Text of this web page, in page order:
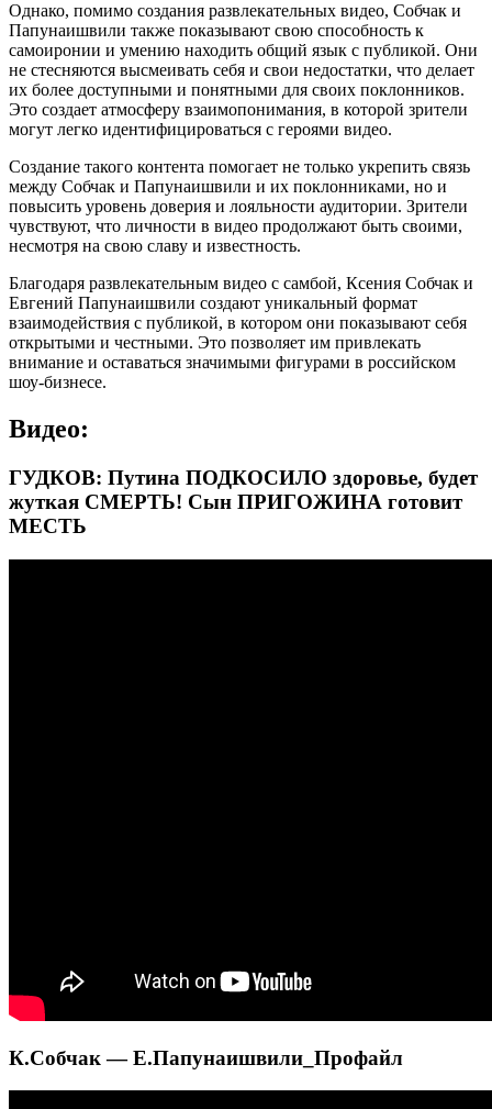
Однако, помимо создания развлекательных видео, Собчак и
Папунаишвили также показывают свою способность к
самоиронии и умению находить общий язык с публикой. Они
не стесняются высмеивать себя и свои недостатки, что делает
их более доступными и понятными для своих поклонников.
Это создает атмосферу взаимопонимания, в которой зрители
могут легко идентифицироваться с героями видео.
Создание такого контента помогает не только укрепить связь
между Собчак и Папунаишвили и их поклонниками, но и
повысить уровень доверия и лояльности аудитории. Зрители
чувствуют, что личности в видео продолжают быть своими,
несмотря на свою славу и известность.
Благодаря развлекательным видео с самбой, Ксения Собчак и
Евгений Папунаишвили создают уникальный формат
взаимодействия с публикой, в котором они показывают себя
открытыми и честными. Это позволяет им привлекать
внимание и оставаться значимыми фигурами в российском
шоу-бизнесе.
Видео:
ГУДКОВ: Путина ПОДКОСИЛО здоровье, будет
жуткая СМЕРТЬ! Сын ПРИГОЖИНА готовит
МЕСТЬ
К.Собчак — Е.Папунаишвили_Профайл